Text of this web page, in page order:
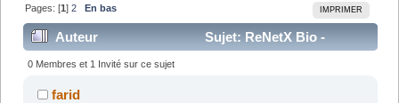
IMPRIMER
Pages: [1]2 En bas
Auteur
Sujet: ReNetX Bio -
Récepteur du Nogo decoy (NgR) pour les lésions
chroniques (Lu 40788 fois)
0 Membres et 1 Invité sur ce sujet
farid